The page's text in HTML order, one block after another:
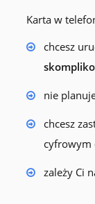
Karta w
chcesz
nie
chcesz
cyfrowym
zależy Ci